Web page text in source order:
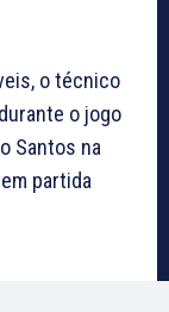
o técnico
o jogo
Santos na
partida